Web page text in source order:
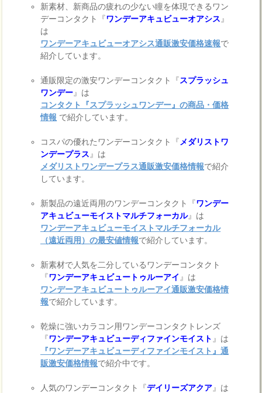
新素材、新商品の疲れの少ない瞳を体現できるワン
デーコンタクト『ワンデーアキュビューオアシス 』
は
ワンデーアキュビューオアシス通販激安価格速報で
紹介しています。
通販限定の激安ワンデーコンタクト『スプラッシュ
ワンデー』は
コンタクト『スプラッシュワンデー』の商品・価格
情報 で紹介しています。
コスパの優れたワンデーコンタクト『 メダリストワ
ンデープラス 』は
メダリストワンデープラス通販激安価格情報で紹介
しています。
新製品の遠近両用のワンデーコンタクト『ワンデー
アキュビューモイストマルチフォーカル』は
ワンデーアキュビューモイストマルチフォーカル
（遠近両用）の最安値情報で紹介しています。
新素材で人気を二分しているワンデーコンタクト
『ワンデーアキュビュートゥルーアイ 』は
ワンデーアキュビュートゥルーアイ通販激安価格情
報で紹介しています。
乾燥に強いカラコン用ワンデーコンタクトレンズ
『ワンデーアキュビューディファインモイスト 』は
『ワンデーアキュビューディファインモイスト』通
販激安価格情報で紹介中です。
人気のワンデーコンタクト『デイリーズアクア』は